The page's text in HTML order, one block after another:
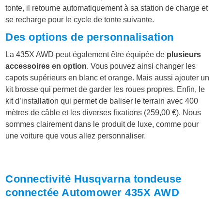
tonte, il retourne automatiquement à sa station de charge et
se recharge pour le cycle de tonte suivante.
Des options de personnalisation
La 435X AWD peut également être équipée de plusieurs
accessoires en option. Vous pouvez ainsi changer les
capots supérieurs en blanc et orange. Mais aussi ajouter un
kit brosse qui permet de garder les roues propres. Enfin, le
kit d’installation qui permet de baliser le terrain avec 400
mètres de câble et les diverses fixations (259,00 €). Nous
sommes clairement dans le produit de luxe, comme pour
une voiture que vous allez personnaliser.
Connectivité Husqvarna tondeuse
connectée Automower 435X AWD